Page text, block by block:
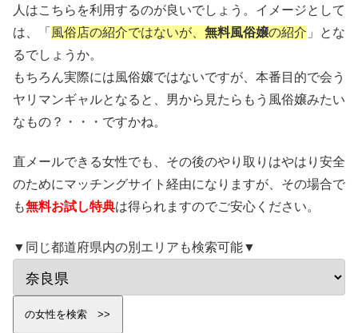
人はこちらを利用するのが良いでしょう。イメージとして
は、「 風俗店の紹介ではないが、 無料風俗嬢の紹介 」とな
るでしょうか。
もちろん実際には風俗嬢ではないですが、本番目的で会う
ヤリマンギャルとなると、男から見たらもう風俗嬢みたい
なもの？・・・ですかね。
直メールできる女性でも、その後のやり取りはやはり安全
のためにマッチングサイト経由になりますが、その場合で
も無料お試し特典は得られますのでご安心ください。
▼同じ都道府県内の別エリアも検索可能▼